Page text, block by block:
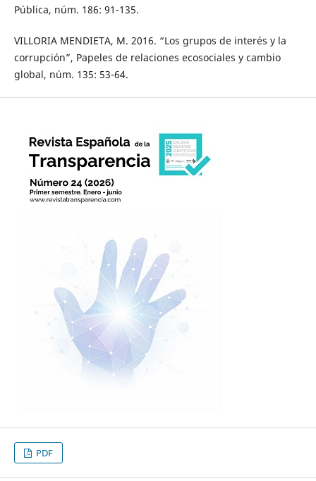
Pública, núm. 186: 91-135.
VILLORIA MENDIETA, M. 2016. “Los grupos de interés y la
corrupción”, Papeles de relaciones ecosociales y cambio
global, núm. 135: 53-64.
PDF